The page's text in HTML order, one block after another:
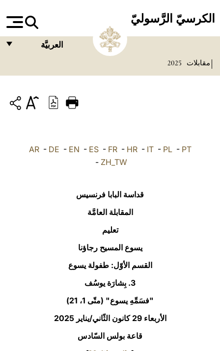
الكرسيّ الرَّسوليّ
العربيَّة
ITALIANO
مقابلات 2025
AR- DE - EN - ES- FR- HR- IT- PL- PT
- ZH_TW
قداسة البابا فرنسيس
المقابلة العامَّة
تعليم
يسوع المسيح رجاؤنا
القسم الأوّل: طفولة يسوع
3. بِشارَة يوسُف
"فسَمِّهِ يسوع" (متّى 1، 21)
الأربعاء 29 كانون الثّاني/يناير 2025‏
قاعة بولس السّادس